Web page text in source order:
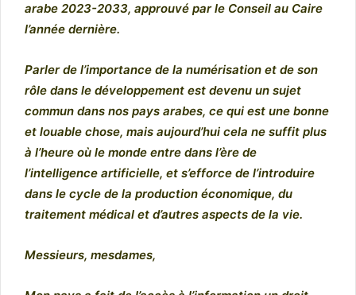
arabe 2023-2033, approuvé par le Conseil au Caire
l’année dernière.
Parler de l’importance de la numérisation et de son
rôle dans le développement est devenu un sujet
commun dans nos pays arabes, ce qui est une bonne
et louable chose, mais aujourd’hui cela ne suffit plus
à l’heure où le monde entre dans l’ère de
l’intelligence artificielle, et s’efforce de l’introduire
dans le cycle de la production économique, du
traitement médical et d’autres aspects de la vie.
Messieurs, mesdames,